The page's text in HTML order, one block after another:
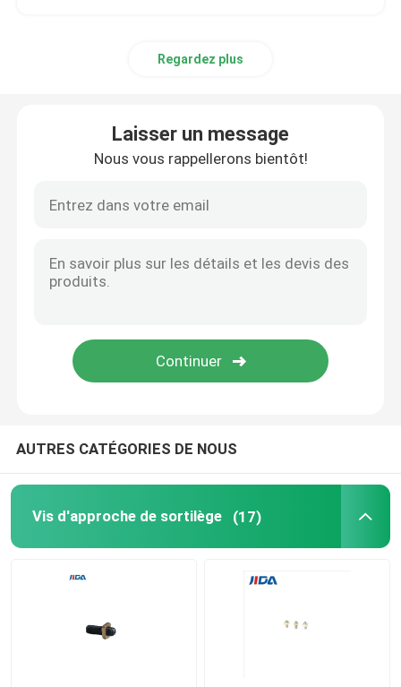
Axle Pin Tool
rivets aveugles de bruit
Regardez plus
Laisser un message
Nous vous rappellerons bientôt!
AUTRES CATÉGORIES DE NOUS
Vis d'approche de sortilège (17)